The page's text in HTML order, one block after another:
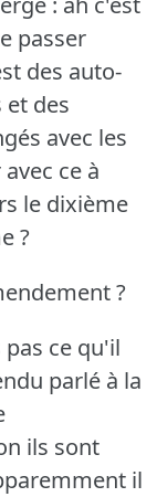
passer
des auto-
et des
avec les
ce à
le dixième
?
?
ce qu'il
parlé à la
ils sont
il